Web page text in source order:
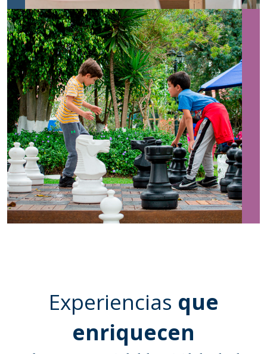
Experiencias que
enriquecen